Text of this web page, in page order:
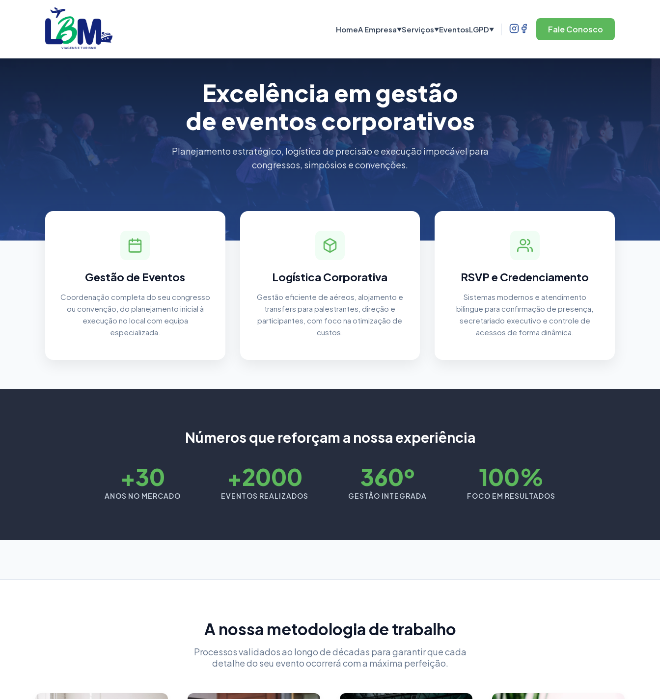
HomeA Empresa▼Serviços▼EventosLGPD▼ Fale Conosco
Excelência em gestão
de eventos corporativos
Planejamento estratégico, logística de precisão e execução impecável para
congressos, simpósios e convenções.
Gestão de Eventos
Coordenação completa do seu congresso
ou convenção, do planejamento inicial à
execução no local com equipa
especializada.
Logística Corporativa
Gestão eficiente de aéreos, alojamento e
transfers para palestrantes, direção e
participantes, com foco na otimização de
custos.
RSVP e Credenciamento
Sistemas modernos e atendimento
bilingue para confirmação de presença,
secretariado executivo e controle de
acessos de forma dinâmica.
Números que reforçam a nossa experiência
+30
ANOS NO MERCADO
+2000
EVENTOS REALIZADOS
360º
GESTÃO INTEGRADA
100%
FOCO EM RESULTADOS
A nossa metodologia de trabalho
Processos validados ao longo de décadas para garantir que cada
detalhe do seu evento ocorrerá com a máxima perfeição.